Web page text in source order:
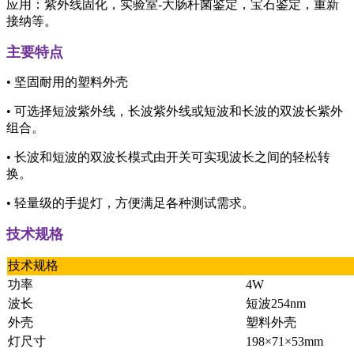
应用：紫外线固化，实验室-大肠杆菌鉴定，宝石鉴定，重新
接纳等。
主要特点
• 坚固耐用的塑料外壳
• 可选择短波紫外线，长波紫外线或短波和长波的双波长紫外
组合。
• 长波和短波的双波长模式由开关可实现波长之间的轻松转
换。
• 轻量级的手提灯，方便满足各种测试需求。
技术规格
技术规格
功率
4W
波长
短波254nm
外壳
塑料外壳
灯尺寸
198×71×53mm